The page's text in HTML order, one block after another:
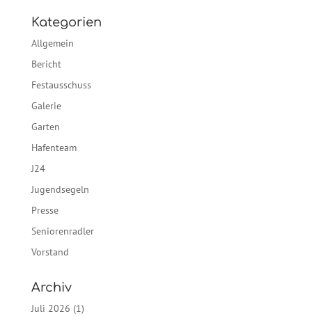
Kategorien
Allgemein
Bericht
Festausschuss
Galerie
Garten
Hafenteam
J24
Jugendsegeln
Presse
Seniorenradler
Vorstand
Archiv
Juli 2026 (1)